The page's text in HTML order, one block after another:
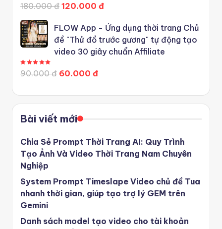
180.000 đ 120.000 đ
FLOW App - Ứng dụng thời trang Chủ
đề "Thử đồ trước gương" tự động tạo
video 30 giây chuẩn Affiliate
90.000 đ 60.000 đ
Bài viết mới
Chia Sẻ Prompt Thời Trang AI: Quy Trình
Tạo Ảnh Và Video Thời Trang Nam Chuyên
Nghiệp
System Prompt Timeslape Video chủ đề Tua
nhanh thời gian, giúp tạo trợ lý GEM trên
Gemini
Danh sách model tạo video cho tài khoản